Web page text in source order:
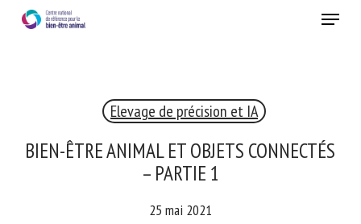
Menu
Elevage de précision et IA
BIEN-ÊTRE ANIMAL ET OBJETS
CONNECTÉS – PARTIE 1
25 mai 2021
RECEVEZ CHAQUE MOIS GRATUITEMENT
LES DERNIÈRES ACTUALITÉS SUR LE BIEN-ÊTRE
ANIMAL